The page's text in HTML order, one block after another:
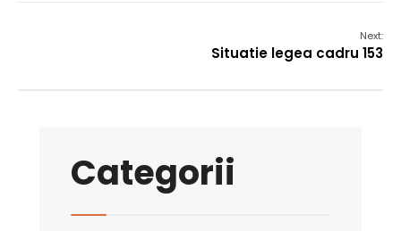
Next:
Situatie legea cadru 153
Categorii